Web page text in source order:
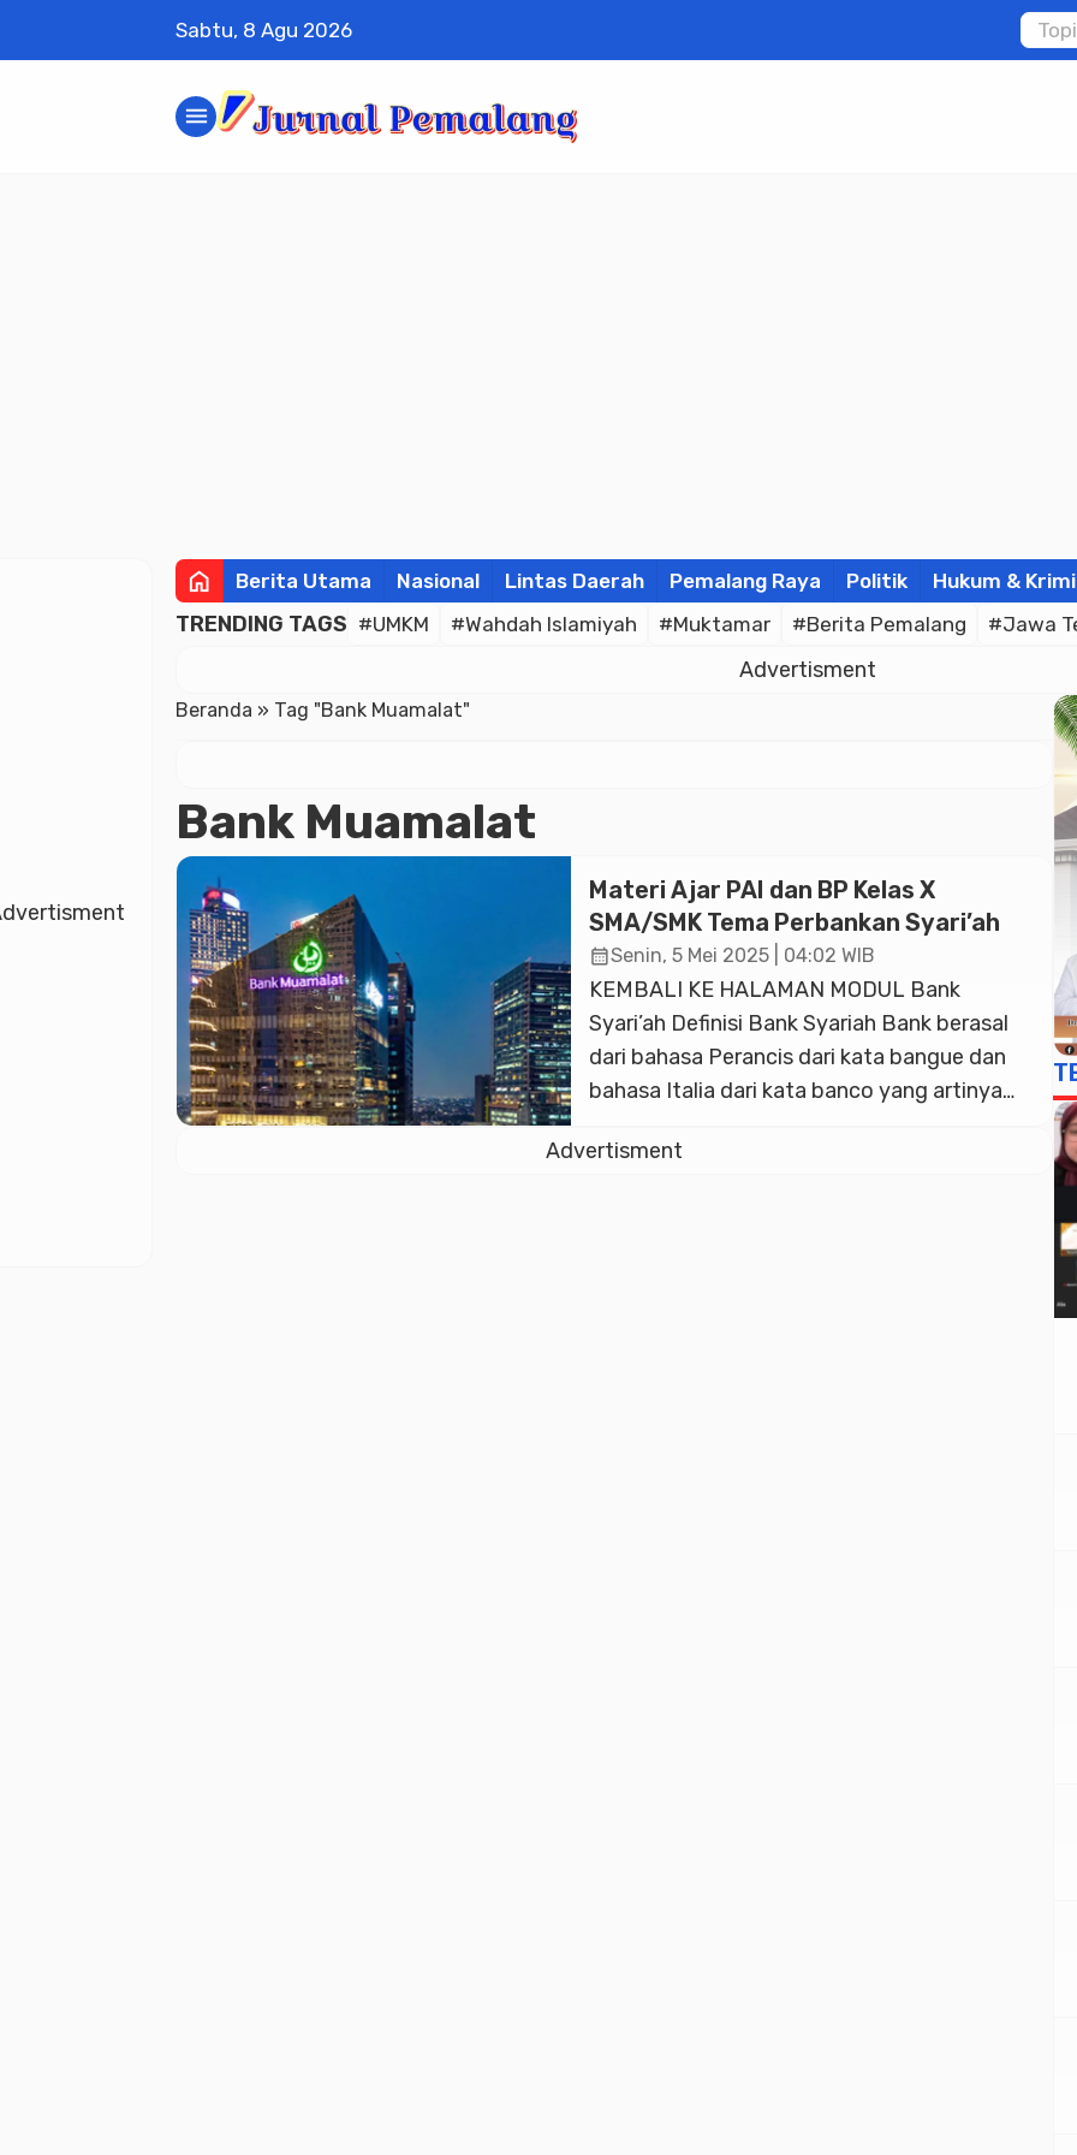
Sabtu, 8 Agu 2026
menu
home Berita Utama Nasional Lintas Daerah Pemalang Raya Politik Hukum &
TRENDING TAGS #UMKM #Wahdah Islamiyah #Muktamar #Berita Pemalang #Jawa
Advertisment
Beranda » Tag "Bank Muamalat"
Bank Muamalat
Materi Ajar PAI dan BP Kelas X
SMA/SMK Tema Perbankan Syari’ah
calendar_monthSenin, 5 Mei 2025 | 04:02 WIB
KEMBALI KE HALAMAN MODUL Bank
Syari’ah Definisi Bank Syariah Bank berasal
dari bahasa Perancis dari kata bangue dan
bahasa Italia dari kata banco yang artinya
peti merupakan simbol untuk menjelaskan
Advertisment